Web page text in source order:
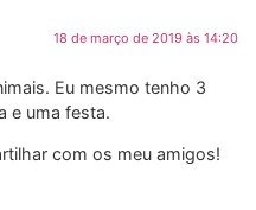
18 de março de 2019 às 14:20
Eu mesmo tenho 3
e uma festa.
com os meu amigos!